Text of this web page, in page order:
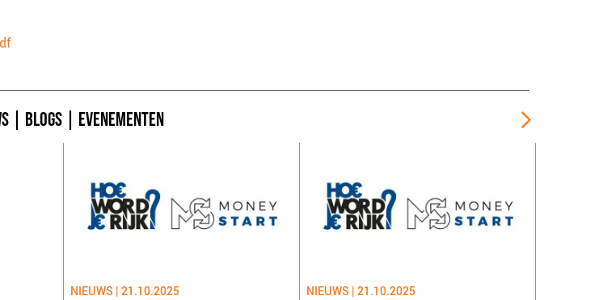
BLOGS EVENEMENTEN
NIEUWS | 21.10.2025 NIEUWS | 21.10.2025